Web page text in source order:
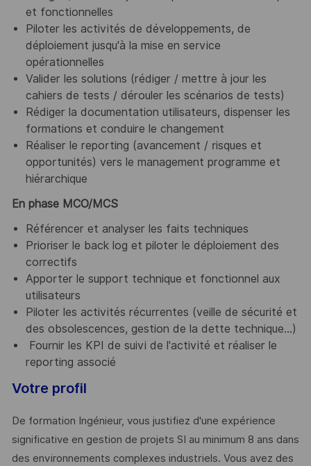
et fonctionnelles
Piloter les activités de développements, de
déploiement jusqu'à la mise en service
opérationnelles
Valider les solutions (rédiger / mettre à jour les
cahiers de tests / dérouler les scénarios de tests)
Rédiger la documentation utilisateurs, dispenser les
formations et conduire le changement
Réaliser le reporting (avancement / risques et
opportunités) vers le management programme et
hiérarchique
En phase MCO/MCS
Référencer et analyser les faits techniques
Prioriser le back log et piloter le déploiement des
correctifs
Apporter le support technique et fonctionnel aux
utilisateurs
Piloter les activités récurrentes (veille de sécurité et
des obsolescences, gestion de la dette technique...)
Fournir les KPI de suivi de l'activité et réaliser le
reporting associé
Votre profil
De formation Ingénieur, vous justifiez d'une expérience
significative en gestion de projets SI au minimum 8 ans dans
des environnements complexes industriels. Vous avez des